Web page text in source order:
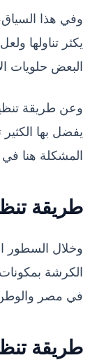
وفي هذا
يكثر تناولها
البعض حلويات
وعن طريقة
يفضل بها
المشكلة هنا في
طريقة
وخلال السطور
الكرشة
في مصر
طريقة